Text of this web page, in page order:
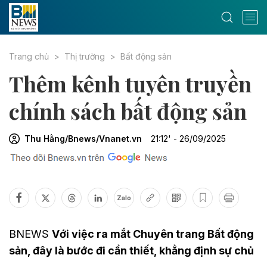
Trang chủ Thị trường Bất động sản
Thêm kênh tuyên truyền
chính sách bất động sản
Thu Hằng/Bnews/Vnanet.vn 21:12' - 26/09/2025
Zalo
BNEWS Với việc ra mắt Chuyên trang Bất động
sản, đây là bước đi cần thiết, khẳng định sự chủ